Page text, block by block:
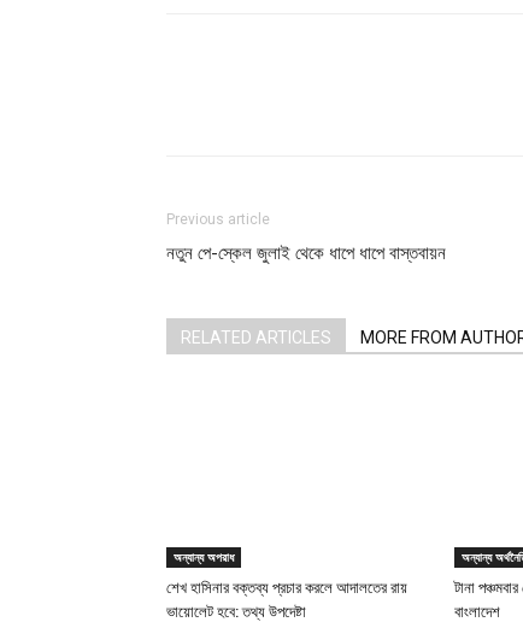
Previous article
নতুন পে-স্কেল জুলাই থেকে ধাপে ধাপে বাস্তবায়ন
RELATED ARTICLES MORE FROM
অন্যান্য অপরাধ
শেখ হাসিনার বক্তব্য প্রচার করলে আদালতের রায়
ভায়োলেট হবে: তথ্য উপদেষ্টা
অন্যান্য
টানা
বাংলাদেশ